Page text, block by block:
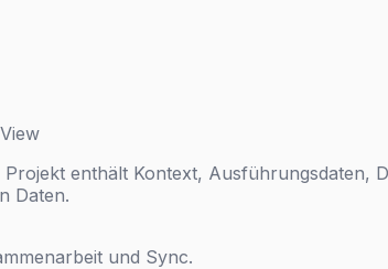
enthält Kontext, Ausführungsdaten,
Daten.
und Sync.